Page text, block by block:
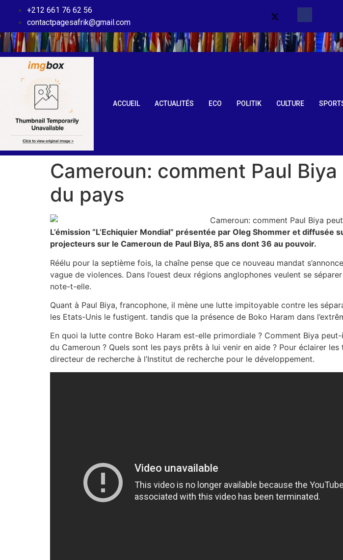
+212 661 76 62 56
contactpagesafrik@gmail.com
ACCUEIL ACTUALITÉS ECO POLITIK CULTURE
Cameroun: comment Paul
du pays
L’émission “L’Echiquier Mondial” présentée par Oleg Shommer et diffusée
projecteurs sur le Cameroun de Paul Biya, 85 ans dont 36 au pouvoir.
Réélu pour la septième fois, la chaîne pense que ce nouveau mandat
vague de violences. Dans l’ouest deux régions anglophones veulent se
note-t-elle.
Quant à Paul Biya, francophone, il mène une lutte impitoyable contre les
les Etats-Unis le fustigent. tandis que la présence de Boko Haram dans
En quoi la lutte contre Boko Haram est-elle primordiale ? Comment Biya
du Cameroun ? Quels sont les pays prêts à lui venir en aide ? Pour éclairer
directeur de recherche à l’Institut de recherche pour le développement.